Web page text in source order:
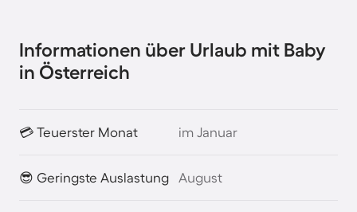
Informationen über Urlaub mit Baby
in Österreich
💳 Teuerster Monat im Januar
😎 Geringste Auslastung August